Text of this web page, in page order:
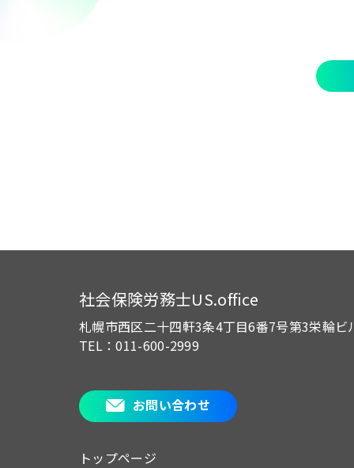
社会保険労務士US.office
札幌市西区二十四軒3条4丁目6番7号第3栄輪ビ
TEL：011-600-2999
お問い合わせ
トップページ